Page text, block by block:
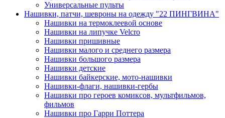
Универсальные пульты
Нашивки, патчи, шевроны на одежду "22 ПИНГВИНА"
Нашивки на термоклеевой основе
Нашивки на липучке Velcro
Нашивки пришивные
Нашивки малого и среднего размера
Нашивки большого размера
Нашивки детские
Нашивки байкерские, мото-нашивки
Нашивки-флаги, нашивки-гербы
Нашивки про героев комиксов, мультфильмов,
фильмов
Нашивки про Гарри Поттера